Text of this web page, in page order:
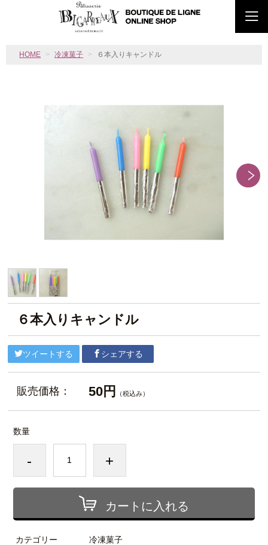
HOME 冷凍菓子 ６本入りキャンドル
６本入りキャンドル
ツイートする シェアする
販売価格： 50円 （税込み）
数量
- +
カートに入れる
カテゴリー 冷凍菓子